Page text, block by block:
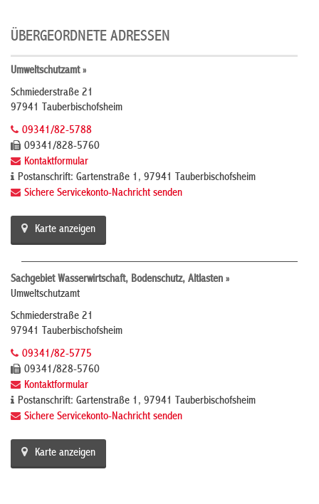
ÜBERGEORDNETE ADRESSEN
Umweltschutzamt »
Schmiederstraße 21
97941 Tauberbischofsheim
09341/82-5788
09341/828-5760
Kontaktformular
Postanschrift: Gartenstraße 1, 97941 Tauberbischofsheim
Sichere Servicekonto-Nachricht senden
Karte anzeigen
Sachgebiet Wasserwirtschaft, Bodenschutz, Altlasten »
Umweltschutzamt
Schmiederstraße 21
97941 Tauberbischofsheim
09341/82-5775
09341/828-5760
Kontaktformular
Postanschrift: Gartenstraße 1, 97941 Tauberbischofsheim
Sichere Servicekonto-Nachricht senden
Karte anzeigen